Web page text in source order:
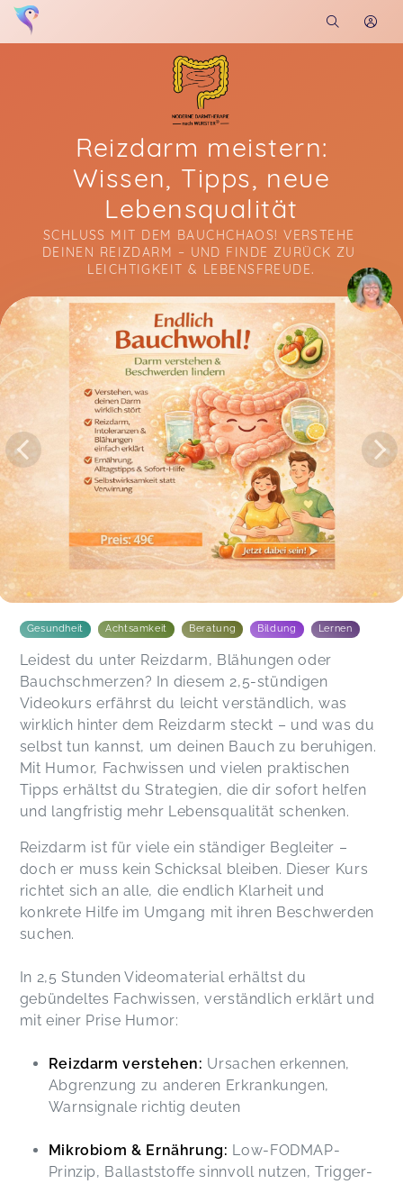
Reizdarm meistern:
Wissen, Tipps, neue
Lebensqualität
SCHLUSS MIT DEM BAUCHCHAOS! VERSTEHE
DEINEN REIZDARM – UND FINDE ZURÜCK ZU
LEICHTIGKEIT & LEBENSFREUDE.
Soon you will learn more about me here...
Gesundheit Achtsamkeit Beratung Bildung Lernen
Leidest du unter Reizdarm, Blähungen oder
Bauchschmerzen? In diesem 2,5-stündigen
Videokurs erfährst du leicht verständlich, was
wirklich hinter dem Reizdarm steckt – und was du
selbst tun kannst, um deinen Bauch zu beruhigen.
Mit Humor, Fachwissen und vielen praktischen
Tipps erhältst du Strategien, die dir sofort helfen
und langfristig mehr Lebensqualität schenken.
Reizdarm ist für viele ein ständiger Begleiter –
doch er muss kein Schicksal bleiben. Dieser Kurs
richtet sich an alle, die endlich Klarheit und
konkrete Hilfe im Umgang mit ihren Beschwerden
suchen.
In 2,5 Stunden Videomaterial erhältst du
gebündeltes Fachwissen, verständlich erklärt und
mit einer Prise Humor:
Reizdarm verstehen: Ursachen erkennen,
Abgrenzung zu anderen Erkrankungen,
Warnsignale richtig deuten
Mikrobiom & Ernährung: Low-FODMAP-
Prinzip, Ballaststoffe sinnvoll nutzen, Trigger-